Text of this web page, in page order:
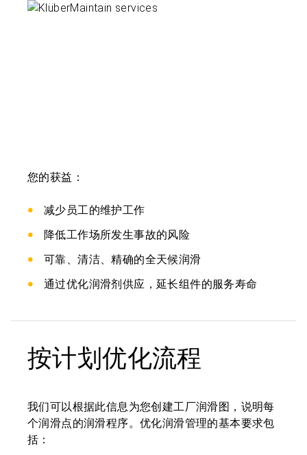
您的获益：
减少员工的维护工作
降低工作场所发生事故的风险
可靠、清洁、精确的全天候润滑
通过优化润滑剂供应，延长组件的服务寿命
按计划优化流程
我们可以根据此信息为您创建工厂润滑图，说明每
个润滑点的润滑程序。优化润滑管理的基本要求包
括：